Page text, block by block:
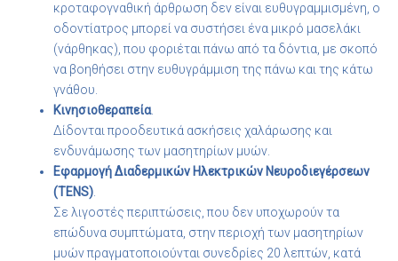
κροταφογναθική άρθρωση δεν είναι ευθυγραμμισμένη, ο
οδοντίατρος μπορεί να συστήσει ένα μικρό μασελάκι
(νάρθηκας), που φοριέται πάνω από τα δόντια, με σκοπό
να βοηθήσει στην ευθυγράμμιση της πάνω και της κάτω
γνάθου.
Κινησιοθεραπεία.
Δίδονται προοδευτικά ασκήσεις χαλάρωσης και
ενδυνάμωσης των μασητηρίων μυών.
Εφαρμογή Διαδερμικών Ηλεκτρικών Νευροδιεγέρσεων
(TENS)
Σε λιγοστές περιπτώσεις, που δεν υποχωρούν τα
επώδυνα συμπτώματα, στην περιοχή των μασητηρίων
μυών πραγματοποιούνται συνεδρίες 20 λεπτών, κατά